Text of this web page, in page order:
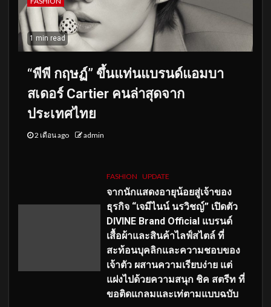
1 min read
“พีพี กฤษฏ์” ขึ้นแท่นแบรนด์แอมบา
สเดอร์ Cartier คนล่าสุดจาก
ประเทศไทย
2 เดือน ago admin
FASHION UPDATE
จากนักแสดงอายุน้อยสู่เจ้าของ
ธุรกิจ “เจมีไนน์ นรวิชญ์” เปิดตัว
DIVINE Brand Official แบรนด์
เสื้อผ้าและสินค้าไลฟ์สไตล์ ที่
สะท้อนบุคลิกและความชอบของ
เจ้าตัว ผสานความเรียบง่าย แต่
แฝงไปด้วยความสนุก ชิค สตรีท ที่
ขอติดแกลมและเท่ตามแบบฉบับ